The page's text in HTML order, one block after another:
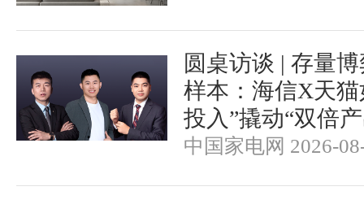
圆桌访谈 | 存量
样本：海信X天
投入”撬动“双倍
中国家电网 2026-